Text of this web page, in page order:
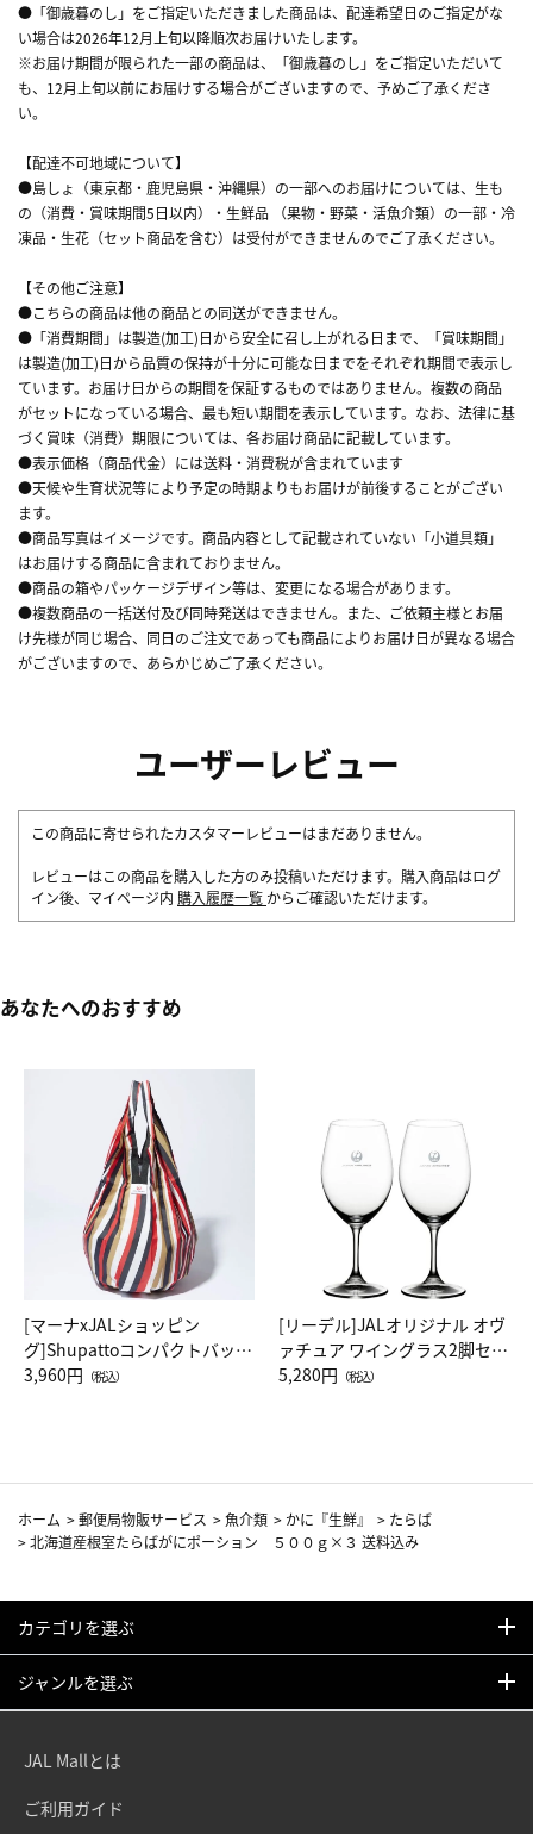
●「御歳暮のし」をご指定いただきました商品は、配達希望日のご指定がな
い場合は2026年12月上旬以降順次お届けいたします。
※お届け期間が限られた一部の商品は、「御歳暮のし」をご指定いただいて
も、12月上旬以前にお届けする場合がございますので、予めご了承くださ
い。
【配達不可地域について】
●島しょ（東京都・鹿児島県・沖縄県）の一部へのお届けについては、生も
の（消費・賞味期間5日以内）・生鮮品 （果物・野菜・活魚介類）の一部・冷
凍品・生花（セット商品を含む）は受付ができませんのでご了承ください。
【その他ご注意】
●こちらの商品は他の商品との同送ができません。
●「消費期間」は製造(加工)日から安全に召し上がれる日まで、「賞味期間」
は製造(加工)日から品質の保持が十分に可能な日までをそれぞれ期間で表示し
ています。お届け日からの期間を保証するものではありません。複数の商品
がセットになっている場合、最も短い期間を表示しています。なお、法律に基
づく賞味（消費）期限については、各お届け商品に記載しています。
●表示価格（商品代金）には送料・消費税が含まれています
●天候や生育状況等により予定の時期よりもお届けが前後することがござい
ます。
●商品写真はイメージです。商品内容として記載されていない「小道具類」
はお届けする商品に含まれておりません。
●商品の箱やパッケージデザイン等は、変更になる場合があります。
●複数商品の一括送付及び同時発送はできません。また、ご依頼主様とお届
け先様が同じ場合、同日のご注文であっても商品によりお届け日が異なる場合
がございますので、あらかじめご了承ください。
ユーザーレビュー
この商品に寄せられたカスタマーレビューはまだありません。
レビューはこの商品を購入した方のみ投稿いただけます。購入商品はログ
イン後、マイページ内 購入履歴一覧 からご確認いただけます。
あなたへのおすすめ
[マーナxJALショッピン
グ]Shupattoコンパクトバッグ
Drop JAL客室乗務員（LC）ス
3,960円 （税込）
[リーデル]JALオリジナル オヴ
ァチュア ワイングラス2脚セッ
ト（レッドワイン）
5,280円 （税込）
ホーム >郵便局物販サービス >魚介類 > かに『生鮮』 > たらば
>北海道産根室たらばがにポーション ５００ｇ×３ 送料込み
カテゴリを選ぶ
ジャンルを選ぶ
JAL Mallとは
ご利用ガイド